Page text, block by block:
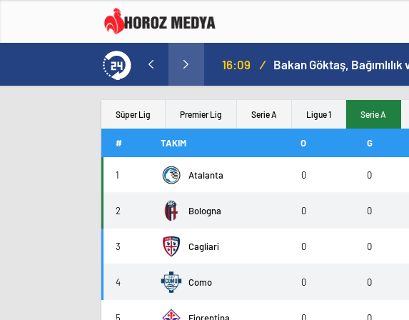
16:09 /
Süper Lig Premier Lig Serie A Ligue 1 Serie A
# TAKIM O G
1 Atalanta 0 0
2 Bologna 0 0
3 Cagliari 0 0
4 Como 0 0
5 Fiorentina 0 0